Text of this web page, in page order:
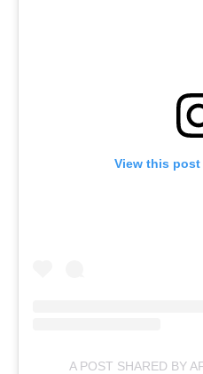
View this
A POST SHARED BY